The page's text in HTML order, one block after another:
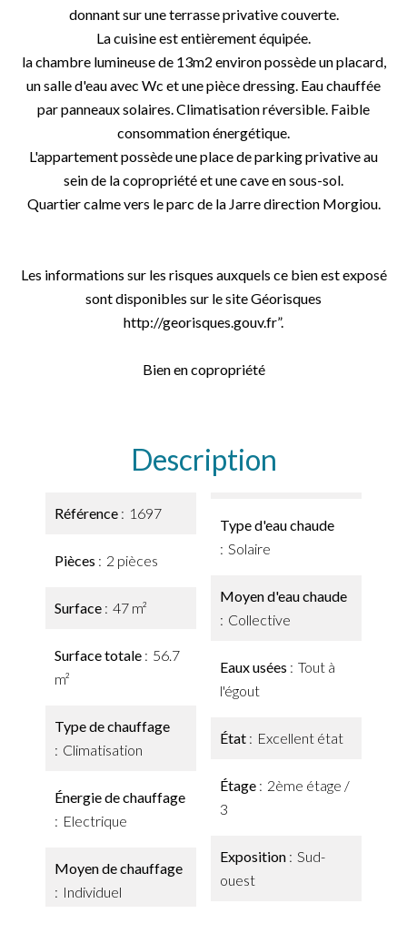
donnant sur une terrasse privative couverte.
La cuisine est entièrement équipée.
la chambre lumineuse de 13m2 environ possède un placard,
un salle d'eau avec Wc et une pièce dressing. Eau chauffée
par panneaux solaires. Climatisation réversible. Faible
consommation énergétique.
L'appartement possède une place de parking privative au
sein de la copropriété et une cave en sous-sol.
Quartier calme vers le parc de la Jarre direction Morgiou.
Les informations sur les risques auxquels ce bien est exposé
sont disponibles sur le site Géorisques
http://georisques.gouv.fr”.
Bien en copropriété
Description
Référence 1697
Pièces 2 pièces
Surface 47 m²
Surface totale
56.7
m²
Type de chauffage
Climatisation
Énergie de chauffage
Electrique
Moyen de chauffage
Individuel
Type d'eau chaude
Solaire
Moyen d'eau chaude
Collective
Eaux usées
Tout à
l'égout
État Excellent état
Étage
2ème étage /
3
Exposition
Sud-
ouest